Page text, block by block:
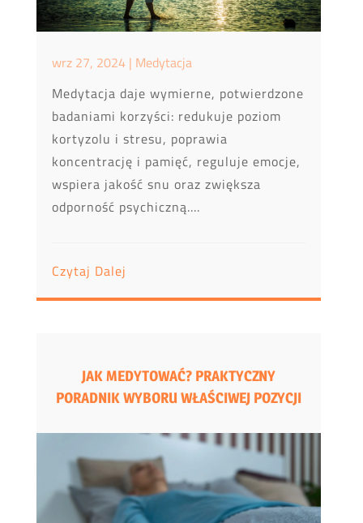
wrz 27, 2024| Medytacja
Medytacja daje wymierne, potwierdzone
badaniami korzyści: redukuje poziom
kortyzolu i stresu, poprawia
koncentrację i pamięć, reguluje emocje,
wspiera jakość snu oraz zwiększa
odporność psychiczną....
Czytaj Dalej
JAK MEDYTOWAĆ? PRAKTYCZNY
PORADNIK WYBORU WŁAŚCIWEJ POZYCJI